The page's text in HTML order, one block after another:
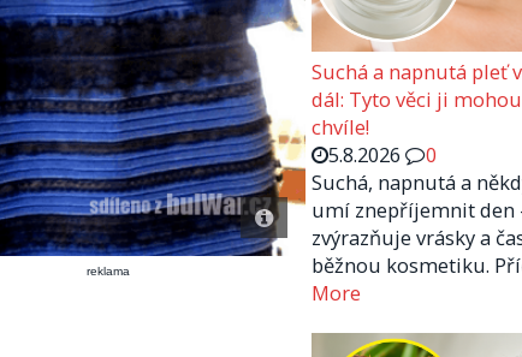
reklama
Suchá a napnutá pleť
dál: Tyto věci ji
chvíle!
5.8.2026
0
Suchá, napnutá a
umí znepříjemnit den
zvýrazňuje vrásky a
běžnou kosmetiku.
More